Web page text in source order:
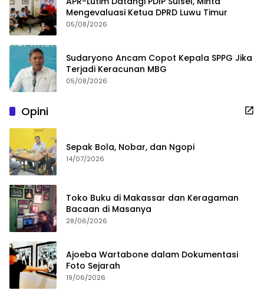
Mengevaluasi Ketua DPRD Luwu Timur
05/08/2026
Sudaryono Ancam Copot Kepala SPPG Jika
Terjadi Keracunan MBG
05/08/2026
Opini
Sepak Bola, Nobar, dan Ngopi
14/07/2026
Toko Buku di Makassar dan Keragaman
Bacaan di Masanya
28/06/2026
Ajoeba Wartabone dalam Dokumentasi
Foto Sejarah
19/06/2026